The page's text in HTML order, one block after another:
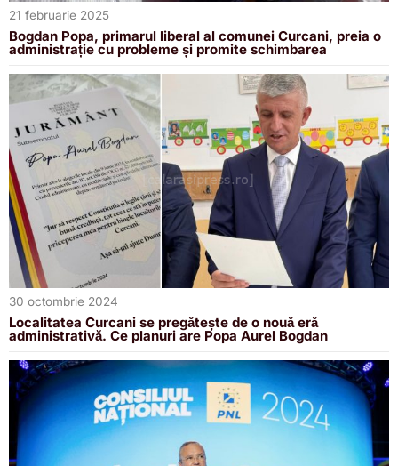
21 februarie 2025
Bogdan Popa, primarul liberal al comunei Curcani, preia o
administrație cu probleme și promite schimbarea
30 octombrie 2024
Localitatea Curcani se pregătește de o nouă eră
administrativă. Ce planuri are Popa Aurel Bogdan